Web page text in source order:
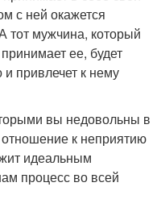
с ней окажется
тот мужчина, который
ее, будет
привлечет к нему
вы недовольны в
к неприятию
идеальным
процесс во всей